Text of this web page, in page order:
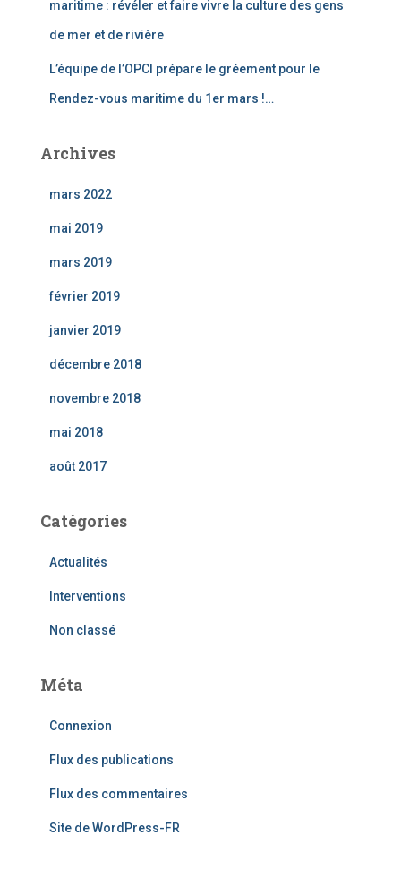
maritime : révéler et faire vivre la culture des gens
de mer et de rivière
L’équipe de l’OPCI prépare le gréement pour le
Rendez-vous maritime du 1er mars !…
Archives
mars 2022
mai 2019
mars 2019
février 2019
janvier 2019
décembre 2018
novembre 2018
mai 2018
août 2017
Catégories
Actualités
Interventions
Non classé
Méta
Connexion
Flux des publications
Flux des commentaires
Site de WordPress-FR